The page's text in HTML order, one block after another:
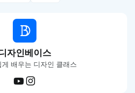
자인베이스
게 배우는 디자인 클래스